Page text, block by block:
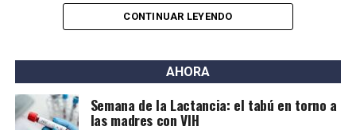
CONTINUAR LEYENDO
AHORA
Semana de la Lactancia: el tabú en torno a
las madres con VIH